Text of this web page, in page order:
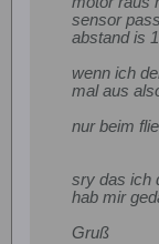
sensor
abstand is
wenn ich
mal aus
nur beim
sry das ich
hab mir
Gruß